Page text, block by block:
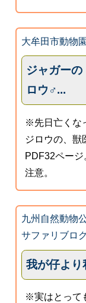
大牟田市動物園
ジャガー
ロウ♂...
※先日亡くな
ジロウの、獣
PDF32ペー
注意。
九州自然動物
サファリブロ
我が仔より
※実はとって